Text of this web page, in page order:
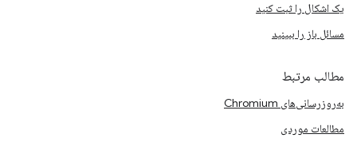
یک اشکال را ثبت کنید
مسائل باز را ببینید
مطالب مرتبط
به‌روزرسانی‌های Chromium
مطالعات موردی